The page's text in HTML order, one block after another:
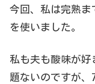
今回、私は完熟ま
を使いました。
私も夫も酸味が好
題ないのですが、